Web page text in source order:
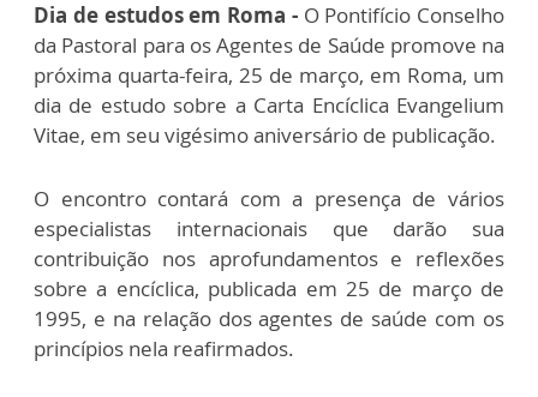
Dia de estudos em Roma -O Pontifício Conselho
da Pastoral para os Agentes de Saúde promove na
próxima quarta-feira, 25 de março, em Roma, um
dia de estudo sobre a Carta Encíclica Evangelium
Vitae, em seu vigésimo aniversário de publicação.
O encontro contará com a presença de vários
especialistas internacionais que darão sua
contribuição nos aprofundamentos e reflexões
sobre a encíclica, publicada em 25 de março de
1995, e na relação dos agentes de saúde com os
princípios nela reafirmados.